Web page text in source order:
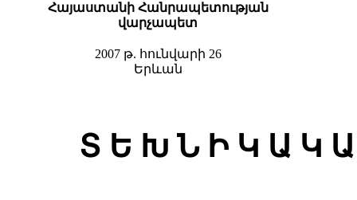
Հայաստանի Հանրապետության
վարչապետ
2007 թ. հունվարի 26
Երևան
Տ Ե Խ Ն Ի Կ Ա Կ